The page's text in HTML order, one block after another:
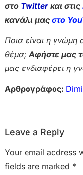
στο Twitter και στις
κανάλι μας στο
Ποια είναι η γνώμη
θέμα; Αφήστε μας
μας ενδιαφέρει η
Αρθρογράφος:
Leave a Reply
Your email address
fields are marked *